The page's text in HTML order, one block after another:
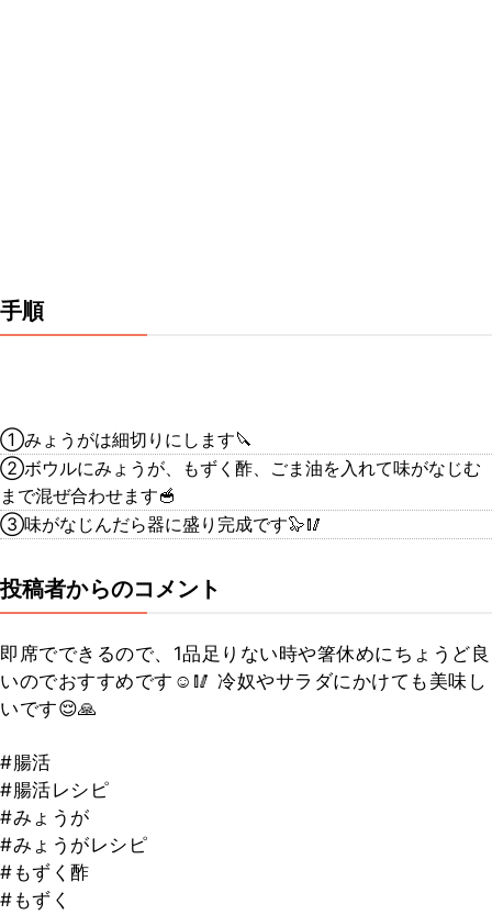
手順
①みょうがは細切りにします🔪
②ボウルにみょうが、もずく酢、ごま油を入れて味がなじむ
まで混ぜ合わせます🥣
③味がなじんだら器に盛り完成です🦭🥢
投稿者からのコメント
即席でできるので、1品足りない時や箸休めにちょうど良
いのでおすすめです☺️🥢 冷奴やサラダにかけても美味し
いです😌🙏
#腸活
#腸活レシピ
#みょうが
#みょうがレシピ
#もずく酢
#もずく